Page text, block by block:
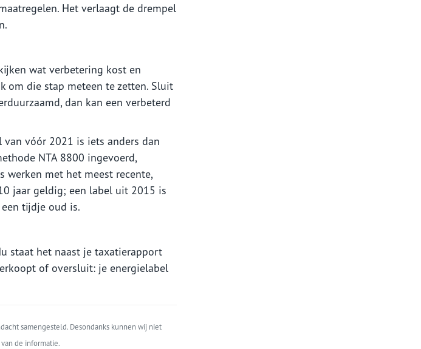
Het verlaagt de drempel
wat verbetering kost en
om die stap meteen te zetten. Sluit
dan kan een verbeterd
vóór 2021 is iets anders dan
NTA 8800 ingevoerd,
werken met het meest recente,
jaar geldig; een label uit 2015 is
tijdje oud is.
staat het naast je taxatierapport
of oversluit: je energielabel
samengesteld. Desondanks kunnen wij niet
de informatie.